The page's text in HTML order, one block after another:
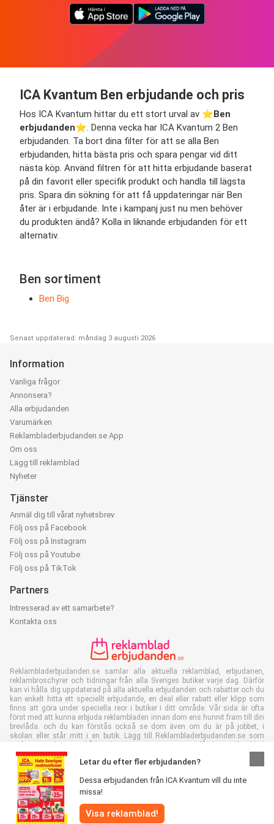
ICA Kvantum Ben erbjudande och pris
Hos ICA Kvantum hittar du ett stort urval av ⭐️Ben
erbjudanden⭐️. Denna vecka har ICA Kvantum 2 Ben
erbjudanden. Ta bort dina filter för att se alla Ben
erbjudanden, hitta bästa pris och spara pengar vid ditt
nästa köp. Använd filtren för att hitta erbjudande baserat
på din favorit eller specifik produkt och handla till lägsta
pris. Spara din sökning för att få uppdateringar när Ben
åter är i erbjudande. Inte i kampanj just nu men behöver
du produkten ändå? Kolla in liknande erbjudanden för ett
alternativ.
Ben sortiment
Ben Big
Senast uppdaterad: måndag 3 augusti 2026
Letar du efter fler erbjudanden?
Dessa erbjudanden från ICA Kvantum vill du inte
missa!
Visa reklamblad!
Information
Vanliga frågor
Annonsera?
Alla erbjudanden
Varumärken
Reklambladerbjudanden.se App
Om oss
Lägg till reklamblad
Nyheter
Tjänster
Anmäl dig till vårat nyhetsbrev
Följ oss på Facebook
Följ oss på Instagram
Följ oss på Youtube
Följ oss på TikTok
Partners
Intresserad av ett samarbete?
Kontakta oss
Reklambladerbjudanden.se samlar alla aktuella reklamblad, erbjudanen,
reklambroschyrer och tidningar från alla Sveriges butiker varje dag. Därför
kan vi hålla dig uppdaterad på alla aktuella erbjudanden och rabatter och du
kan enkelt hitta ett speciellt erbjudande, en deal eller rabatt eller klipp som
finns att göra under speciella reor i butiker i ditt område. Vår sida är ofta
först med att kunna erbjuda reklambladen innan dom ens hunnit fram till din
brevlåda. och du kan förstås också se dom även om du är på jobbet, i
skolan eller står mitt i en butik. Lägg till Reklambladerbjudanden.se som
en favorit och spara både tid och pengar. Genom att få dina reklamblad
online så sparar du också in papper vilket är bra för vår miljö.
Alla rättigheter förbehållna Reklambladerbjudanden.se 2026 |